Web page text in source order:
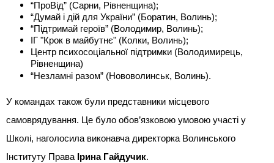
“ПроВід” (Сарни, Рівненщина);
“Думай і дій для України” (Боратин, Волинь);
“Підтримай героїв” (Володимир, Волинь);
ІГ "Крок в майбутнє" (Колки, Волинь);
Центр психосоціальної підтримки (Володимирець,
Рівненщина)
“Незламні разом” (Нововолинськ, Волинь).
У командах також були представники місцевого
самоврядування. Це було обов’язковою умовою участі у
Школі, наголосила виконавча директорка Волинського
Інституту Права Ірина Гайдучик.